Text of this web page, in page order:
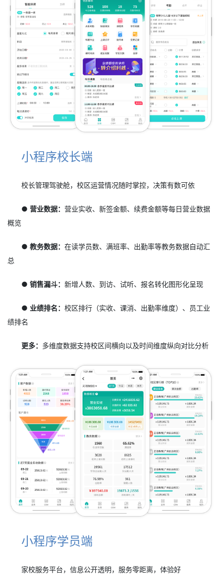
小程序校长端
校长管理驾驶舱，校区运营情况随时掌控，决策有数可依
● 营业数据：营业实收、新签金额、续费金额等每日营业数据
概览
● 教务数据：在读学员数、满班率、出勤率等教务数据自动汇
总
● 销售漏斗：新增人数、到访、试听、报名转化图形化呈现
● 业绩排名：校区排行（实收、课消、出勤率维度）、员工业
绩排名
更多： 多维度数据支持校区间横向以及时间维度纵向对比分析
小程序学员端
家校服务平台，信息公开透明，服务零距离，体验好